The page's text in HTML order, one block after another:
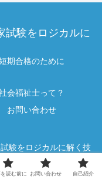
試験をロジカルに
期合格のために
会福祉士って？
お問い合わせ
験をロジカルに解く技
読む前に お問い合わせ 自己紹介